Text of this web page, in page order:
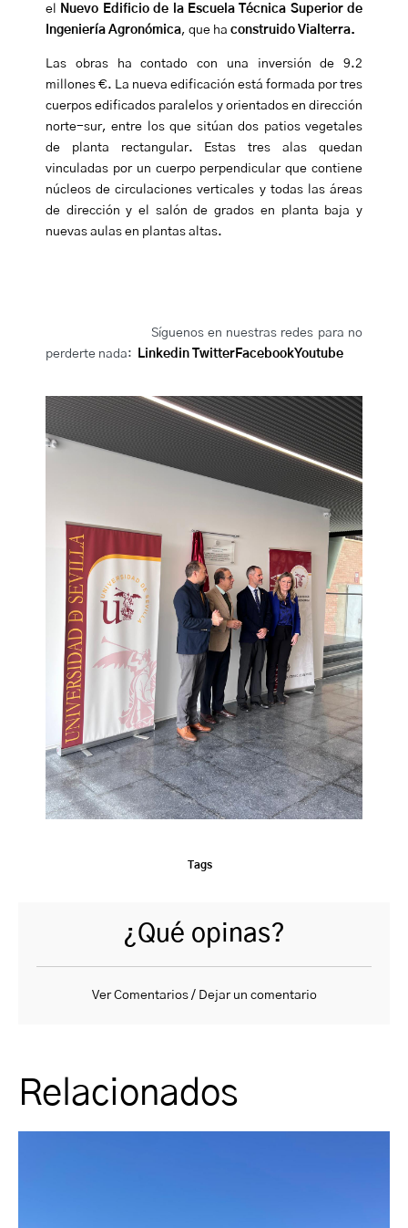
el
Nuevo Edificio de la Escuela Técnica Superior de
Ingeniería Agronómica, que ha construido Vialterra.
Las obras ha contado con una inversión de 9.2
millones €. La nueva edificación está formada por tres
cuerpos edificados paralelos y orientados en dirección
norte-sur, entre los que sitúan dos patios vegetales
de planta rectangular. Estas tres alas quedan
vinculadas por un cuerpo perpendicular que contiene
núcleos de circulaciones verticales y todas las áreas
de dirección y el salón de grados en planta baja y
nuevas aulas en plantas altas.
Síguenos en nuestras redes para no
perderte nada:
Linkedin Twitter FacebookYoutube
Tags
¿Qué opinas?
Ver Comentarios / Dejar un comentario
Relacionados